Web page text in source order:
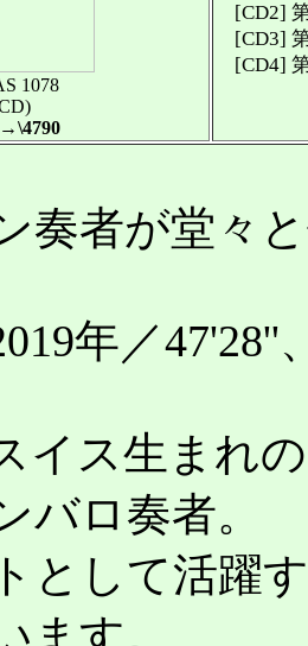
1078
→\4790
[CD2]
[CD3]
[CD4]
奏者が堂々
年／47'28''
イス生まれ
バロ奏者。
として活躍
ます。